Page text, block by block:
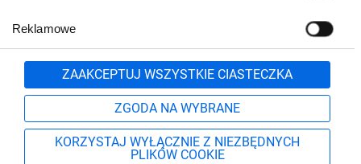
Reklamowe
ZAAKCEPTUJ WSZYSTKIE CIASTECZKA
ZGODA NA WYBRANE
KORZYSTAJ WYŁĄCZNIE Z NIEZBĘDNYCH
PLIKÓW COOKIE
801 500 700 lub
71 37 61 600
Formularz kontaktowy